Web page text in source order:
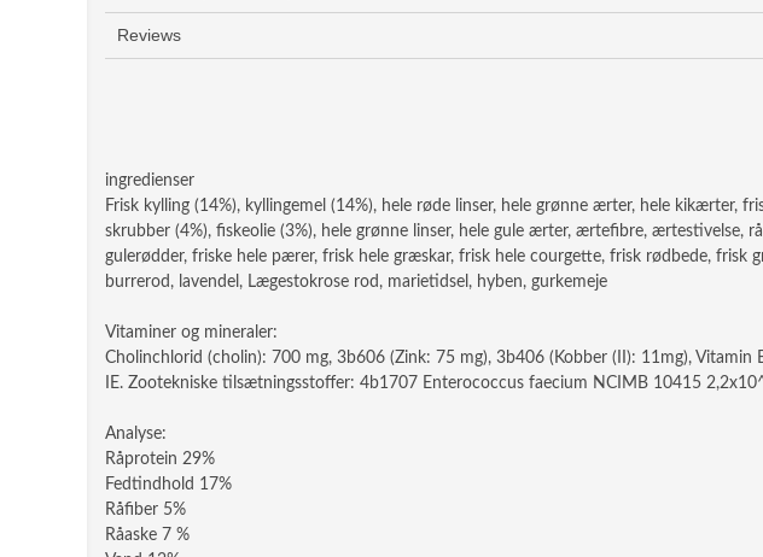
Reviews
ingredienser
Frisk kylling (14%), kyllingemel (14%), hele røde linser, hele grønne ærter, hele kikærter,
skrubber (4%), fiskeolie (3%), hele grønne linser, hele gule ærter, ærtefibre, ærtestivelse,
gulerødder, friske hele pærer, frisk hele græskar, frisk hele courgette, frisk rødbede,
burrerod, lavendel, Lægestokrose rod, marietidsel, hyben, gurkemeje
Vitaminer og mineraler:
Cholinchlorid (cholin): 700 mg, 3b606 (Zink: 75 mg), 3b406 (Kobber (II): 11mg),
IE. Zootekniske tilsætningsstoffer: 4b1707 Enterococcus faecium NCIMB 10415
Analyse:
Råprotein 29%
Fedtindhold 17%
Råfiber 5%
Råaske 7 %